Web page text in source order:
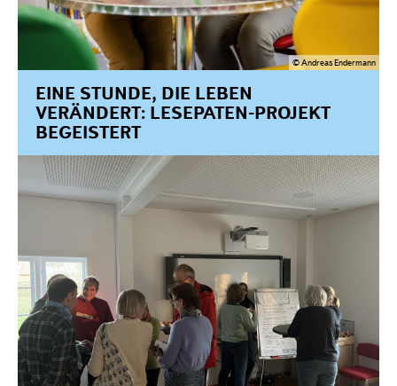
© Andreas Endermann
EINE STUNDE, DIE LEBEN
VERÄNDERT: LESEPATEN-PROJEKT
BEGEISTERT